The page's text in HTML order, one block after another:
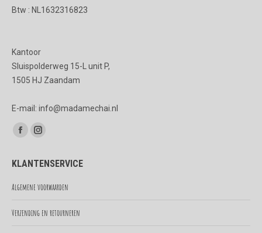
Btw : NL1632316823
Kantoor
Sluispolderweg 15-L unit P,
1505 HJ Zaandam
E-mail: info@madamechai.nl
Vind ons op:
Facebook
opens
in
window
Instagram
opens
in
window
KLANTENSERVICE
Algemene voorwaarden
Verzending en retourneren